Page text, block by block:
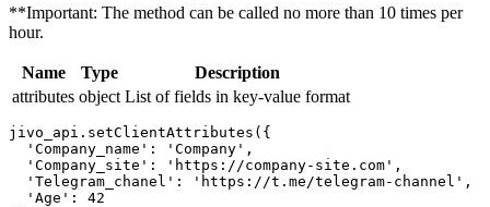
**Important: The method can be called no more than 10 times per
hour.
Name Type
Description
attributes object List of fields in key-value format
jivo_api.setClientAttributes({
  'Company_name': 'Company',
  'Company_site': 'https://company-site.com',
  'Telegram_chanel': 'https://t.me/telegram-channel',
  'Age': 42